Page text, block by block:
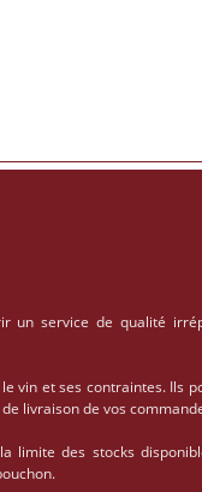
un service de qualité
vin et ses contraintes. Ils
livraison de vos
limite des stocks